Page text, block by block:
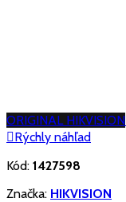
ORIGINAL HIKVISION
Rýchly náhľad
Kód: 1427598
Značka: HIKVISION